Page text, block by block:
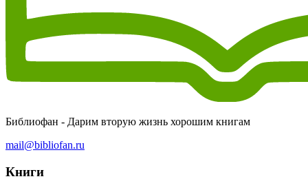
Библиофан - Дарим вторую жизнь хорошим книгам
mail@bibliofan.ru
Книги